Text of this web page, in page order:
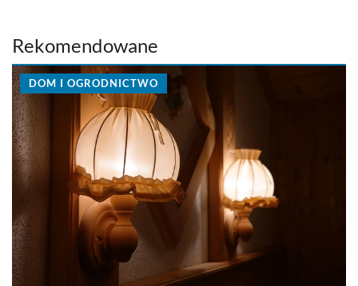
Rekomendowane
DOM I OGRODNICTWO